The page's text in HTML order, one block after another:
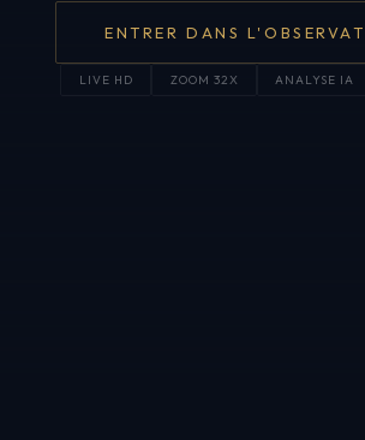
ENTRER DANS
LIVE HD ZOOM 32X ANALYSE IA